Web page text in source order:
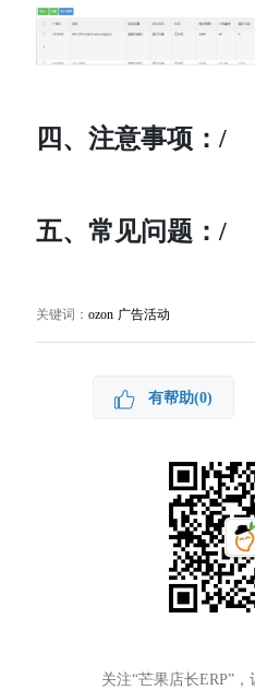
四、注意事项：/
五、常见问题：/
关键词： ozon 广告活动
有帮助(0)
关注“芒果店长ERP”，